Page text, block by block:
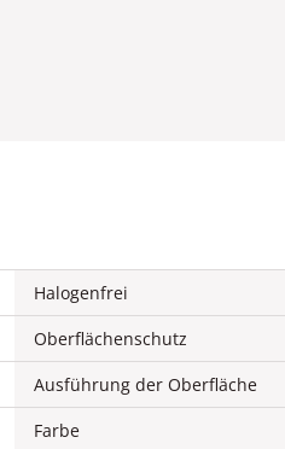
Halogenfrei
Oberflächenschutz
Ausführung der Oberfläche
Farbe